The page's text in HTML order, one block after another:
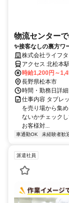
物流センター
✨接客なしの裏方ワ
していたい方に最適
株式会社ライフタ
アクセス 北松本
時給1,200円～
長野県松本市
時間・勤務日詳
仕事内容 タブレ
を売り場から集
ないかチェック
お客様対...
車通勤OK 未経験者歓
派遣社員